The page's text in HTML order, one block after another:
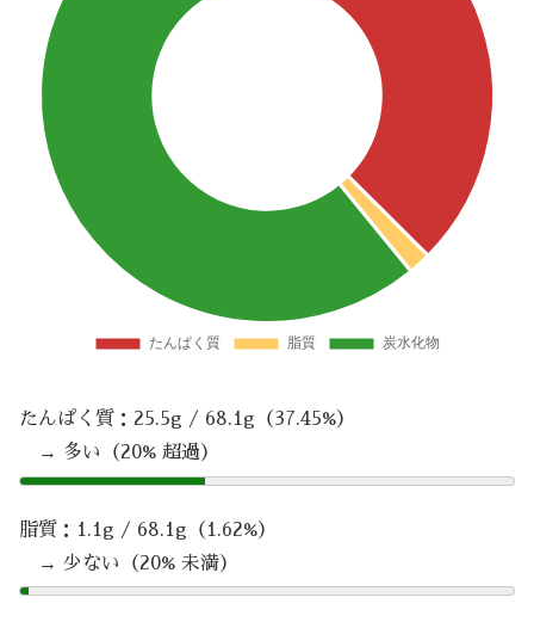
たんぱく質：25.5g / 68.1g（37.45%）
→ 多い（20% 超過）
脂質：1.1g / 68.1g（1.62%）
→ 少ない（20% 未満）